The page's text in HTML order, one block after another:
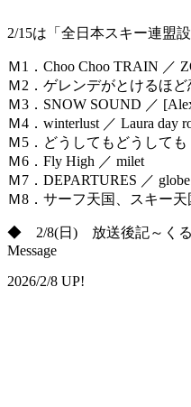
2/15は「全日本スキー連盟設
Ｍ1．Choo Choo TRAIN ／
Ｍ2．ゲレンデがとけるほ
Ｍ3．SNOW SOUND ／
Ｍ4．winterlust ／ Laura day
Ｍ5．どうしてもどうしても
Ｍ6．Fly High ／ milet
Ｍ7．DEPARTURES ／ globe
Ｍ8．サーフ天国、スキー
◆ 2/8(日) 放送後記～くる
Message
2026/2/8 UP!